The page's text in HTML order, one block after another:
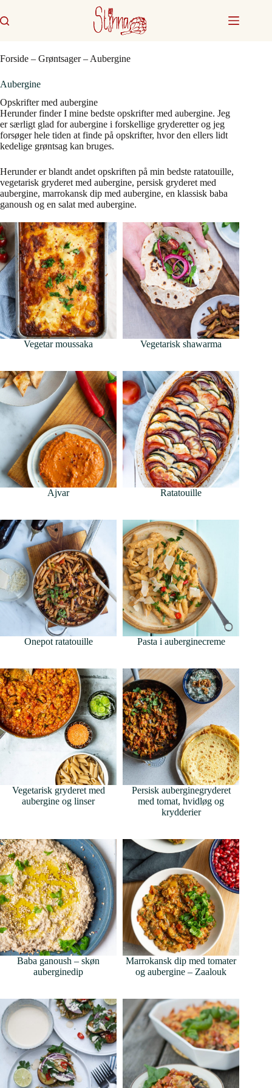
til
indhold
Forside – Grøntsager– Aubergine
Aubergine
Opskrifter med aubergine
Herunder finder I mine bedste opskrifter med aubergine. Jeg
er særligt glad for aubergine i forskellige gryderetter og jeg
forsøger hele tiden at finde på opskrifter, hvor den ellers lidt
kedelige grøntsag kan bruges.
Herunder er blandt andet opskriften på min bedste ratatouille,
vegetarisk gryderet med aubergine, persisk gryderet med
aubergine, marrokansk dip med aubergine, en klassisk baba
ganoush og en salat med aubergine.
Vegetar moussaka Vegetarisk shawarma
Ajvar Ratatouille
Onepot ratatouille Pasta i auberginecreme
Vegetarisk gryderet med
aubergine og linser
Persisk auberginegryderet
med tomat, hvidløg og
krydderier
Baba ganoush – skøn
auberginedip
Marrokansk dip med tomater
og aubergine – Zaalouk